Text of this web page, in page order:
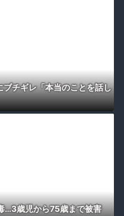
チギレ「本当のことを話し
…3歳児から75歳まで被害